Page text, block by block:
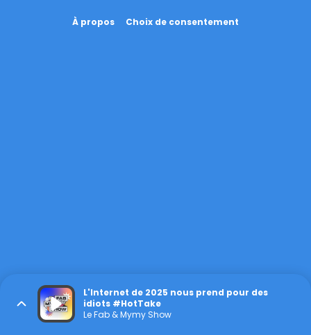
À propos Choix de consentement
L'Internet de 2025 nous prend pour des
idiots #HotTake
Le Fab & Mymy Show